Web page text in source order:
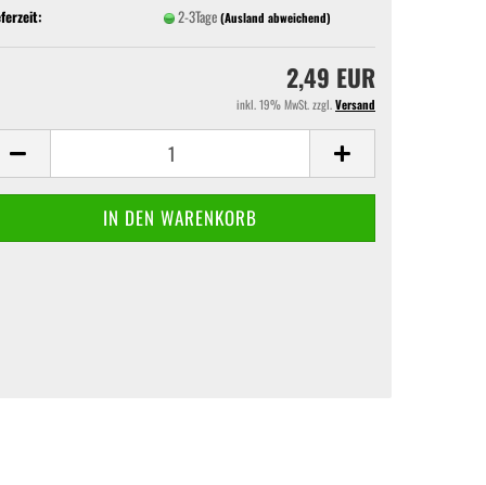
2-3Tage(Ausland abweichend)
2,49 EUR
inkl. 19% MwSt. zzgl.Versand